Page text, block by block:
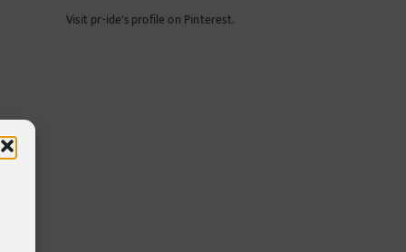
Visit pr-ide's profile on Pinterest.